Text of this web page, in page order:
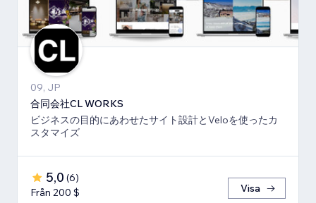
09, JP
合同会社CL WORKS
ビジネスの目的にあわせたサイト設計とVeloを使ったカ
スタマイズ
5,0 (6)
Från 200 $
Visa